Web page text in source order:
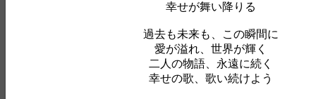
幸せが舞い降りる
過去も未来も、この瞬間に
愛が溢れ、世界が輝く
二人の物語、永遠に続く
幸せの歌、歌い続けよう